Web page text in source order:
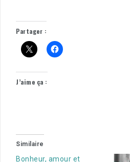
Partager :
J’aime ça :
Similaire
Bonheur, amour et